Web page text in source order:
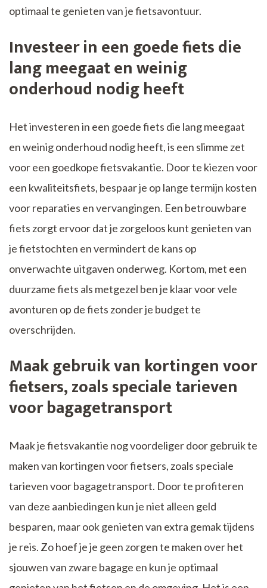
optimaal te genieten van je fietsavontuur.
Investeer in een goede fiets die
lang meegaat en weinig
onderhoud nodig heeft
Het investeren in een goede fiets die lang meegaat
en weinig onderhoud nodig heeft, is een slimme zet
voor een goedkope fietsvakantie. Door te kiezen voor
een kwaliteitsfiets, bespaar je op lange termijn kosten
voor reparaties en vervangingen. Een betrouwbare
fiets zorgt ervoor dat je zorgeloos kunt genieten van
je fietstochten en vermindert de kans op
onverwachte uitgaven onderweg. Kortom, met een
duurzame fiets als metgezel ben je klaar voor vele
avonturen op de fiets zonder je budget te
overschrijden.
Maak gebruik van kortingen voor
fietsers, zoals speciale tarieven
voor bagagetransport
Maak je fietsvakantie nog voordeliger door gebruik te
maken van kortingen voor fietsers, zoals speciale
tarieven voor bagagetransport. Door te profiteren
van deze aanbiedingen kun je niet alleen geld
besparen, maar ook genieten van extra gemak tijdens
je reis. Zo hoef je je geen zorgen te maken over het
sjouwen van zware bagage en kun je optimaal